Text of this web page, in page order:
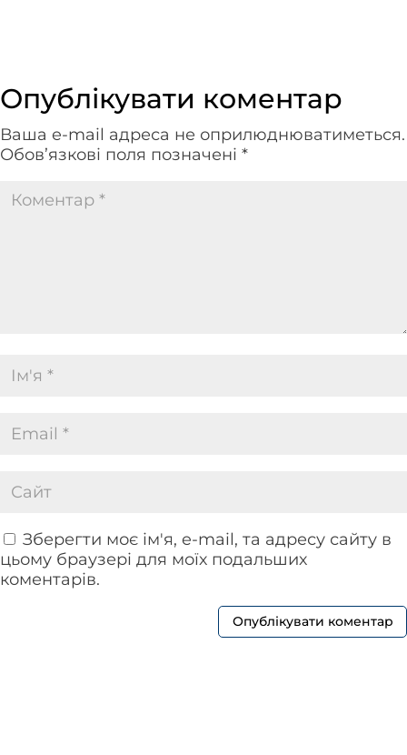
Опублікувати коментар
Ваша e-mail адреса не оприлюднюватиметься.
Обов’язкові поля позначені *
Зберегти моє ім'я, e-mail, та адресу сайту в
цьому браузері для моїх подальших
коментарів.